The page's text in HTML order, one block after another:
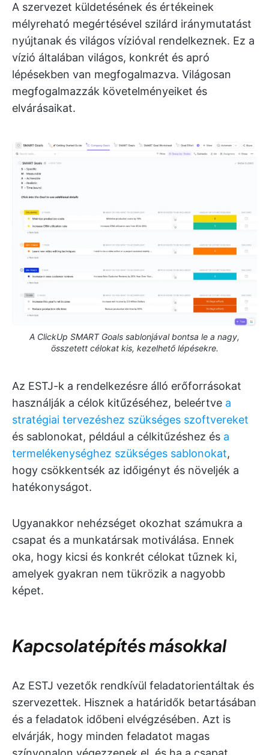
A szervezet küldetésének és értékeinek
mélyreható megértésével szilárd iránymutatást
nyújtanak és világos vízióval rendelkeznek. Ez a
vízió általában világos, konkrét és apró
lépésekben van megfogalmazva. Világosan
megfogalmazzák követelményeiket és
elvárásaikat.
A ClickUp SMART Goals sablonjával bontsa le a nagy,
összetett célokat kis, kezelhető lépésekre.
Az ESTJ-k a rendelkezésre álló erőforrásokat
használják a célok kitűzéséhez, beleértve a
stratégiai tervezéshez szükséges szoftvereket
és sablonokat, például a célkitűzéshez és a
termelékenységhez szükséges sablonokat,
hogy csökkentsék az időigényt és növeljék a
hatékonyságot.
Ugyanakkor nehézséget okozhat számukra a
csapat és a munkatársak motiválása. Ennek
oka, hogy kicsi és konkrét célokat tűznek ki,
amelyek gyakran nem tükrözik a nagyobb
képet.
Kapcsolatépítés másokkal
Az ESTJ vezetők rendkívül feladatorientáltak és
szervezettek. Hisznek a határidők betartásában
és a feladatok időbeni elvégzésében. Azt is
elvárják, hogy minden feladatot magas